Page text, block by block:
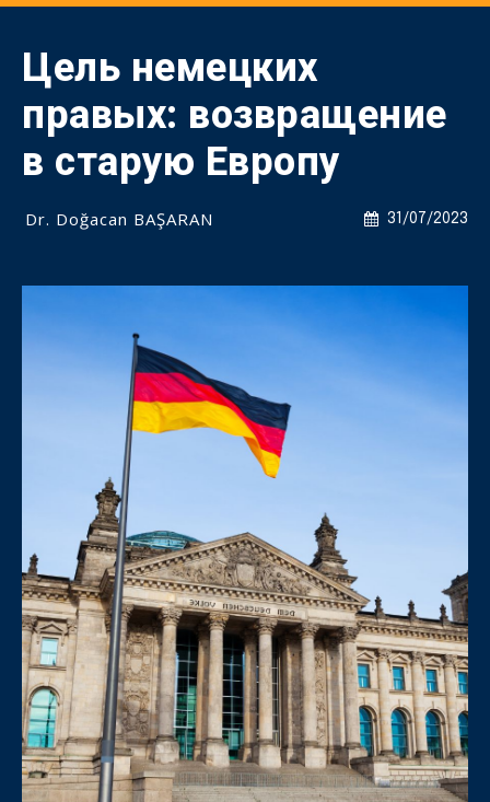
Цель немецких
правых: возвращение
в старую Европу
31/07/2023
Dr. Doğacan BAŞARAN